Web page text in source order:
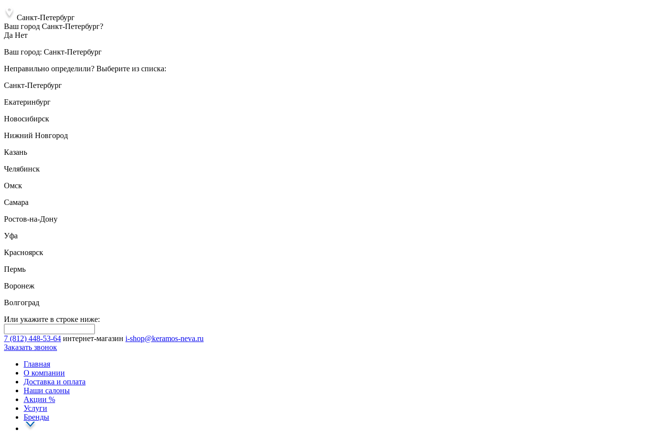
Санкт-Петербург
Ваш город Санкт-Петербург?
Да Нет
Ваш город: Санкт-Петербург
Неправильно определили? Выберите из списка:
Санкт-Петербург
Екатеринбург
Новосибирск
Нижний Новгород
Казань
Челябинск
Омск
Самара
Ростов-на-Дону
Уфа
Красноярск
Пермь
Воронеж
Волгоград
Или укажите в строке ниже:
7 (812) 448-53-64 интернет-магазин i-shop@keramos-neva.ru
Заказать звонок
Главная
О компании
Доставка и оплата
Наши cалоны
Акции %
Услуги
Бренды